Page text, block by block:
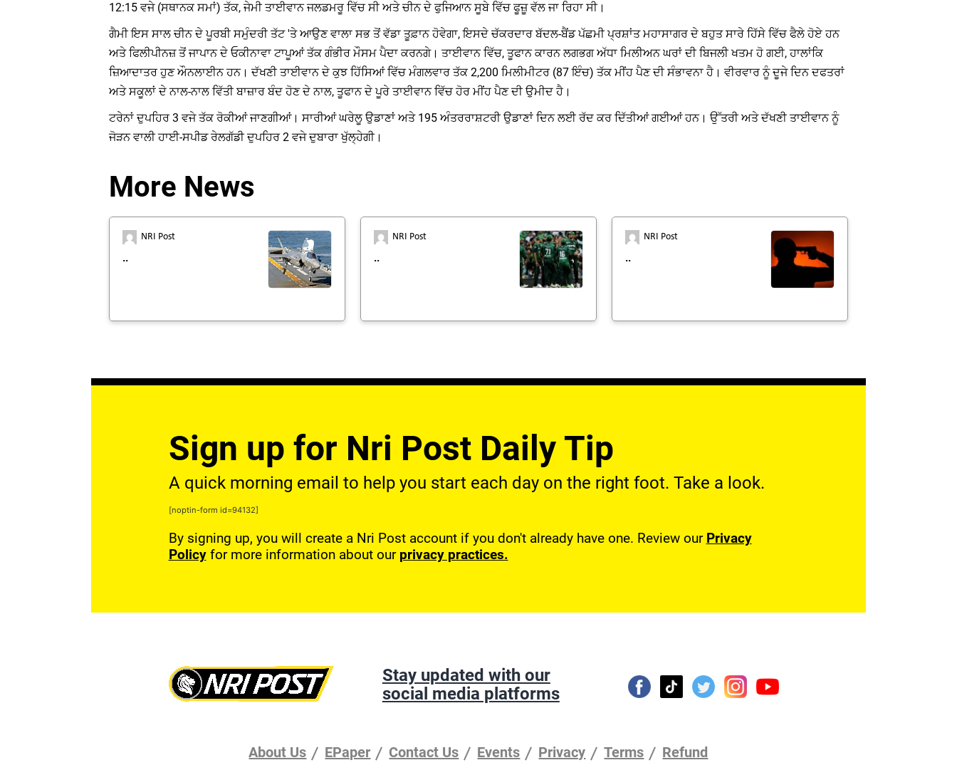
12:15 ਵਜੇ (ਸਥਾਨਕ ਸਮਾਂ) ਤੱਕ, ਜੇਮੀ ਤਾਈਵਾਨ ਜਲਡਮਰੂ ਵਿੱਚ ਸੀ ਅਤੇ ਚੀਨ ਦੇ ਫੁਜਿਆਨ ਸੂਬੇ ਵਿੱਚ ਫੂਜ਼ੂ ਵੱਲ ਜਾ ਰਿਹਾ ਸੀ।
ਗੈਮੀ ਇਸ ਸਾਲ ਚੀਨ ਦੇ ਪੂਰਬੀ ਸਮੁੰਦਰੀ ਤੱਟ 'ਤੇ ਆਉਣ ਵਾਲਾ ਸਭ ਤੋਂ ਵੱਡਾ ਤੂਫ਼ਾਨ ਹੋਵੇਗਾ, ਇਸਦੇ ਚੱਕਰਦਾਰ ਬੱਦਲ-ਬੈਂਡ ਪੱਛਮੀ ਪ੍ਰਸ਼ਾਂਤ ਮਹਾਸਾਗਰ ਦੇ ਬਹੁਤ ਸਾਰੇ ਹਿੱਸੇ ਵਿੱਚ ਫੈਲੇ ਹੋਏ ਹਨ
ਅਤੇ ਫਿਲੀਪੀਨਜ਼ ਤੋਂ ਜਾਪਾਨ ਦੇ ਓਕੀਨਾਵਾ ਟਾਪੂਆਂ ਤੱਕ ਗੰਭੀਰ ਮੌਸਮ ਪੈਦਾ ਕਰਨਗੇ। ਤਾਈਵਾਨ ਵਿੱਚ, ਤੂਫਾਨ ਕਾਰਨ ਲਗਭਗ ਅੱਧਾ ਮਿਲੀਅਨ ਘਰਾਂ ਦੀ ਬਿਜਲੀ ਖਤਮ ਹੋ ਗਈ, ਹਾਲਾਂਕਿ
ਜ਼ਿਆਦਾਤਰ ਹੁਣ ਔਨਲਾਈਨ ਹਨ। ਦੱਖਣੀ ਤਾਈਵਾਨ ਦੇ ਕੁਝ ਹਿੱਸਿਆਂ ਵਿੱਚ ਮੰਗਲਵਾਰ ਤੱਕ 2,200 ਮਿਲੀਮੀਟਰ (87 ਇੰਚ) ਤੱਕ ਮੀਂਹ ਪੈਣ ਦੀ ਸੰਭਾਵਨਾ ਹੈ। ਵੀਰਵਾਰ ਨੂੰ ਦੂਜੇ ਦਿਨ ਦਫਤਰਾਂ
ਅਤੇ ਸਕੂਲਾਂ ਦੇ ਨਾਲ-ਨਾਲ ਵਿੱਤੀ ਬਾਜ਼ਾਰ ਬੰਦ ਹੋਣ ਦੇ ਨਾਲ, ਤੂਫਾਨ ਦੇ ਪੂਰੇ ਤਾਈਵਾਨ ਵਿੱਚ ਹੋਰ ਮੀਂਹ ਪੈਣ ਦੀ ਉਮੀਦ ਹੈ।
ਟਰੇਨਾਂ ਦੁਪਹਿਰ 3 ਵਜੇ ਤੱਕ ਰੋਕੀਆਂ ਜਾਣਗੀਆਂ। ਸਾਰੀਆਂ ਘਰੇਲੂ ਉਡਾਣਾਂ ਅਤੇ 195 ਅੰਤਰਰਾਸ਼ਟਰੀ ਉਡਾਣਾਂ ਦਿਨ ਲਈ ਰੱਦ ਕਰ ਦਿੱਤੀਆਂ ਗਈਆਂ ਹਨ। ਉੱਤਰੀ ਅਤੇ ਦੱਖਣੀ ਤਾਈਵਾਨ ਨੂੰ
ਜੋੜਨ ਵਾਲੀ ਹਾਈ-ਸਪੀਡ ਰੇਲਗੱਡੀ ਦੁਪਹਿਰ 2 ਵਜੇ ਦੁਬਾਰਾ ਖੁੱਲ੍ਹੇਗੀ।
More News
NRI Post
..
NRI Post
..
NRI Post
..
Sign up for Nri Post Daily Tip
A quick morning email to help you start each day on the right foot. Take a look.
[noptin-form id=94132]
By signing up, you will create a Nri Post account if you don't already have one. Review our Privacy
Policyfor more information about our privacy practices.
Stay updated with our
social media platforms
About Us EPaper Contact Us Events Privacy Terms Refund